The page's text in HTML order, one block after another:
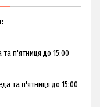
п'ятниця до 15:00
та п'ятниця до 15:00